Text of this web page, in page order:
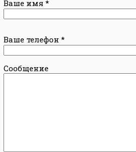
Ваше имя*
Ваше телефон*
Сообщение